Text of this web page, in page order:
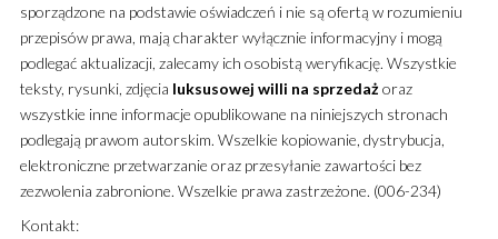
sporządzone na podstawie oświadczeń i nie są ofertą w rozumieniu
przepisów prawa, mają charakter wyłącznie informacyjny i mogą
podlegać aktualizacji, zalecamy ich osobistą weryfikację. Wszystkie
teksty, rysunki, zdjęcia luksusowej willi na sprzedażoraz
wszystkie inne informacje opublikowane na niniejszych stronach
podlegają prawom autorskim. Wszelkie kopiowanie, dystrybucja,
elektroniczne przetwarzanie oraz przesyłanie zawartości bez
zezwolenia zabronione. Wszelkie prawa zastrzeżone. (006-234)
Kontakt: